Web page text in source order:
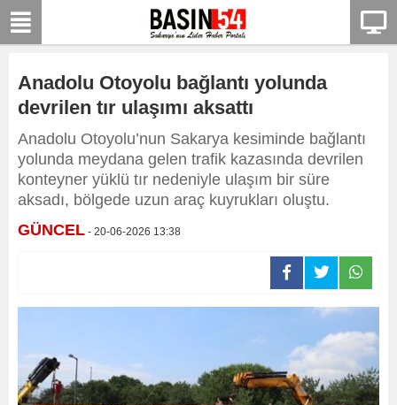
Anadolu Otoyolu bağlantı yolunda
devrilen tır ulaşımı aksattı
Anadolu Otoyolu’nun Sakarya kesiminde bağlantı
yolunda meydana gelen trafik kazasında devrilen
konteyner yüklü tır nedeniyle ulaşım bir süre
aksadı, bölgede uzun araç kuyrukları oluştu.
GÜNCEL - 20-06-2026 13:38